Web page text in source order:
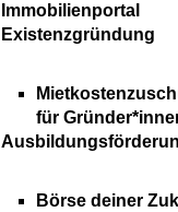
Immobilienportal
Existenzgründung
für
Börse deiner